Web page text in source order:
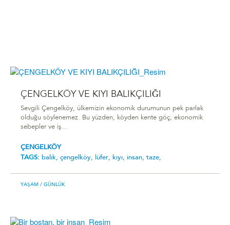
ÇENGELKÖY VE KIYI BALIKÇILIĞI
Sevgili Çengelköy, ülkemizin ekonomik durumunun pek parlak
olduğu söylenemez. Bu yüzden, köyden kente göç, ekonomik
sebepler ve iş...
ÇENGELKÖY
TAGS: balık, çengelköy, lüfer, kıyı, insan, taze,
YAŞAM / GÜNLÜK